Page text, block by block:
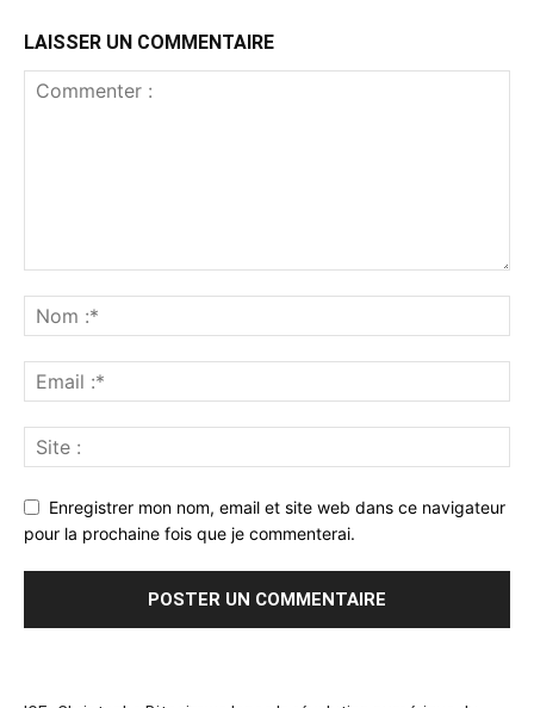
LAISSER UN COMMENTAIRE
Enregistrer mon nom, email et site web dans ce navigateur
pour la prochaine fois que je commenterai.